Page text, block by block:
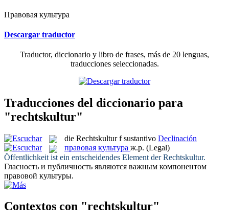
Правовая культура
Descargar traductor
Traductor, diccionario y libro de frases, más de 20 lenguas,
traducciones seleccionadas.
Traducciones del diccionario para
"rechtskultur"
die Rechtskultur f sustantivo Declinación
правовая культура ж.р. (Legal)
Öffentlichkeit ist ein entscheidendes Element derRechtskultur.
Гласность и публичность являются важным компонентом
правовой культуры.
Contextos con "rechtskultur"